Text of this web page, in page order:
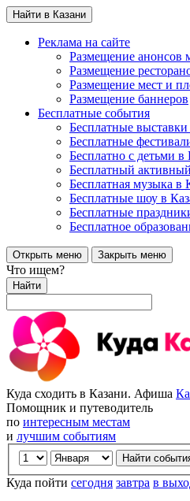
Найти в Казани
Реклама на сайте
Размещение анонсов
Размещение
Размещение мест и
Размещение баннеров
Бесплатные события
Бесплатные
Бесплатные
Бесплатно с детьми в
Бесплатный
Бесплатная музыка в
Бесплатные шоу в
Бесплатные
Бесплатное
Открыть меню Закрыть меню
Что ищем?
Найти
Куда сходить в Казани. Афиша
Помощник и путеводитель
по интересным местам
и лучшим событиям
Куда пойти сегодня завтра в